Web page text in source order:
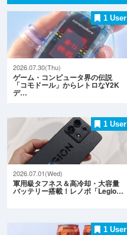
1 User
2026.07.30(Thu)
ゲーム・コンピュータ界の伝説
「コモドール」からレトロなY2K
デ…
1 User
2026.07.01(Wed)
軍用級タフネス＆高冷却・大容量
バッテリー搭載！レノボ「Legio…
1 User